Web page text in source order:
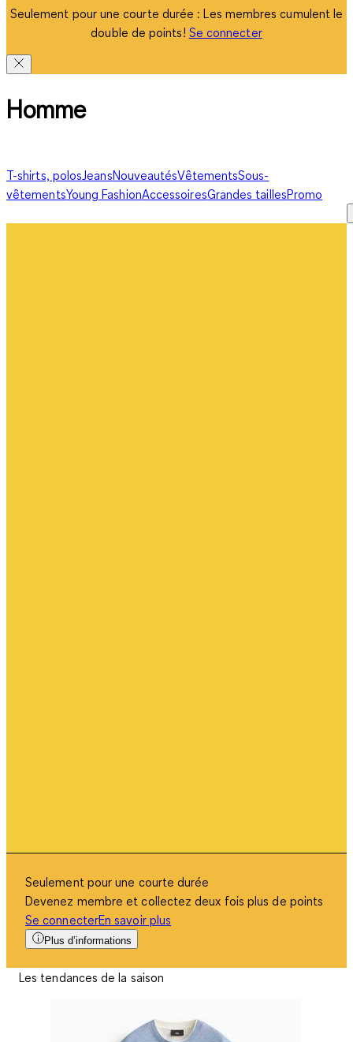
Seulement pour une courte durée : Les membres cumulent le
double de points! Se connecter
Homme
T-shirts, polos JeansNouveautésVêtementsSous-
vêtementsYoung FashionAccessoiresGrandes taillesPromo
Seulement pour une courte durée
Devenez membre et collectez deux fois plus de points
Se connecterEn savoir plus
Plus d’informations
Les tendances de la saison